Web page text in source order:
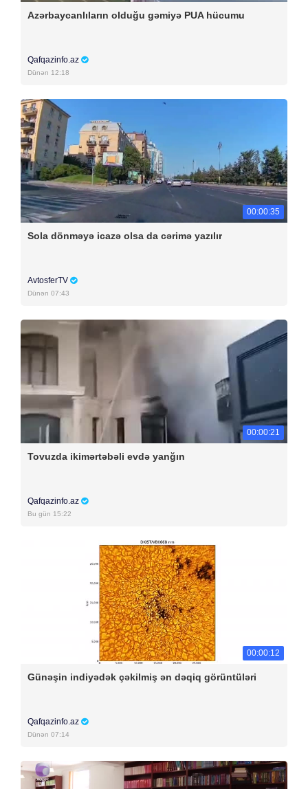
Azərbaycanlıların olduğu gəmiyə PUA hücumu
Qafqazinfo.az
Dünən 12:18
00:00:35
Sola dönməyə icazə olsa da cərimə yazılır
AvtosferTV
Dünən 07:43
00:00:21
Tovuzda ikimərtəbəli evdə yanğın
Qafqazinfo.az
Bu gün 15:22
00:00:12
Günəşin indiyədək çəkilmiş ən dəqiq görüntüləri
Qafqazinfo.az
Dünən 07:14